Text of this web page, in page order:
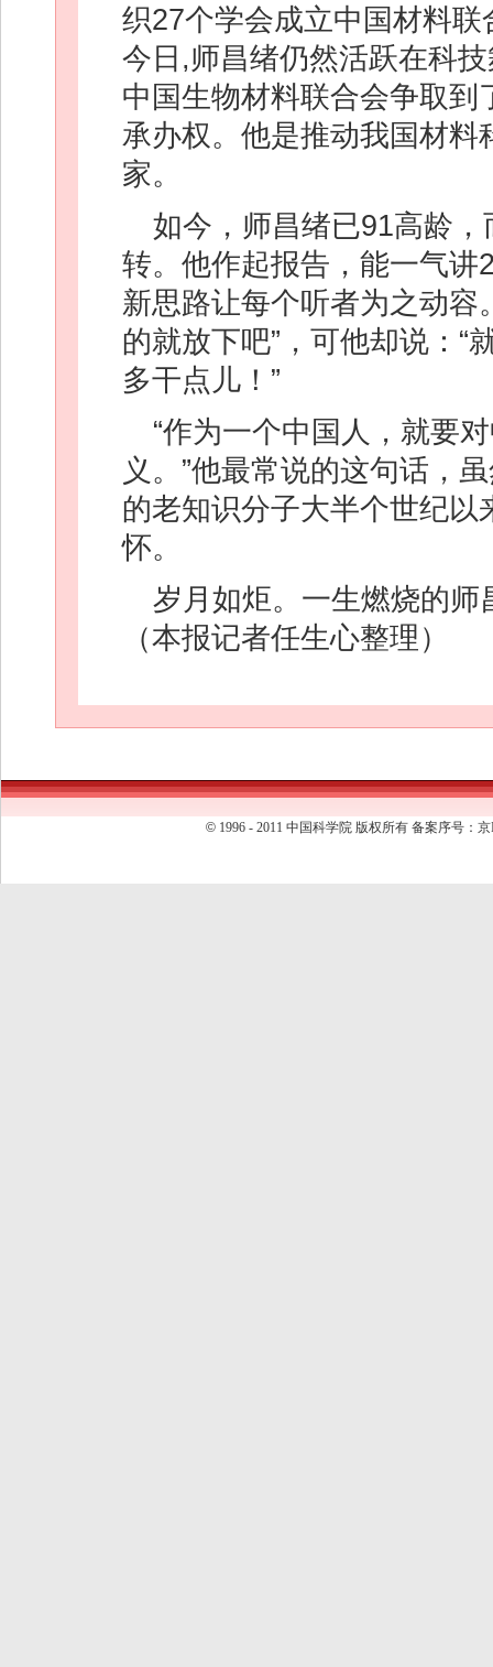
织27个学会成立中国材料
今日,师昌绪仍然活跃在科
中国生物材料联合会争取
承办权。他是推动我国材
家。
如今，师昌绪已91高龄
转。他作起报告，能一气
新思路让每个听者为之动容
的就放下吧”，可他却说：“
多干点儿！”
“作为一个中国人，就要
义。”他最常说的这句话，
的老知识分子大半个世纪
怀。
岁月如炬。一生燃烧的
（本报记者任生心整理）
© 1996 - 2011 中国科学院 版权所有 备案序号：